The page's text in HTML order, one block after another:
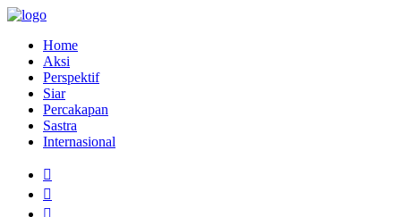
Home
Aksi
Perspektif
Siar
Percakapan
Sastra
Internasional